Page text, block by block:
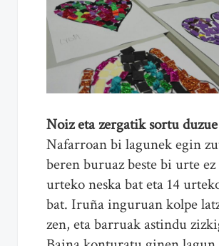
Noiz eta zergatik sortu
Nafarroan bi lagunek egin
beren buruaz beste bi urte
urteko neska bat eta 14
bat. Iruña inguruan kolpe
zen, eta barruak astindu